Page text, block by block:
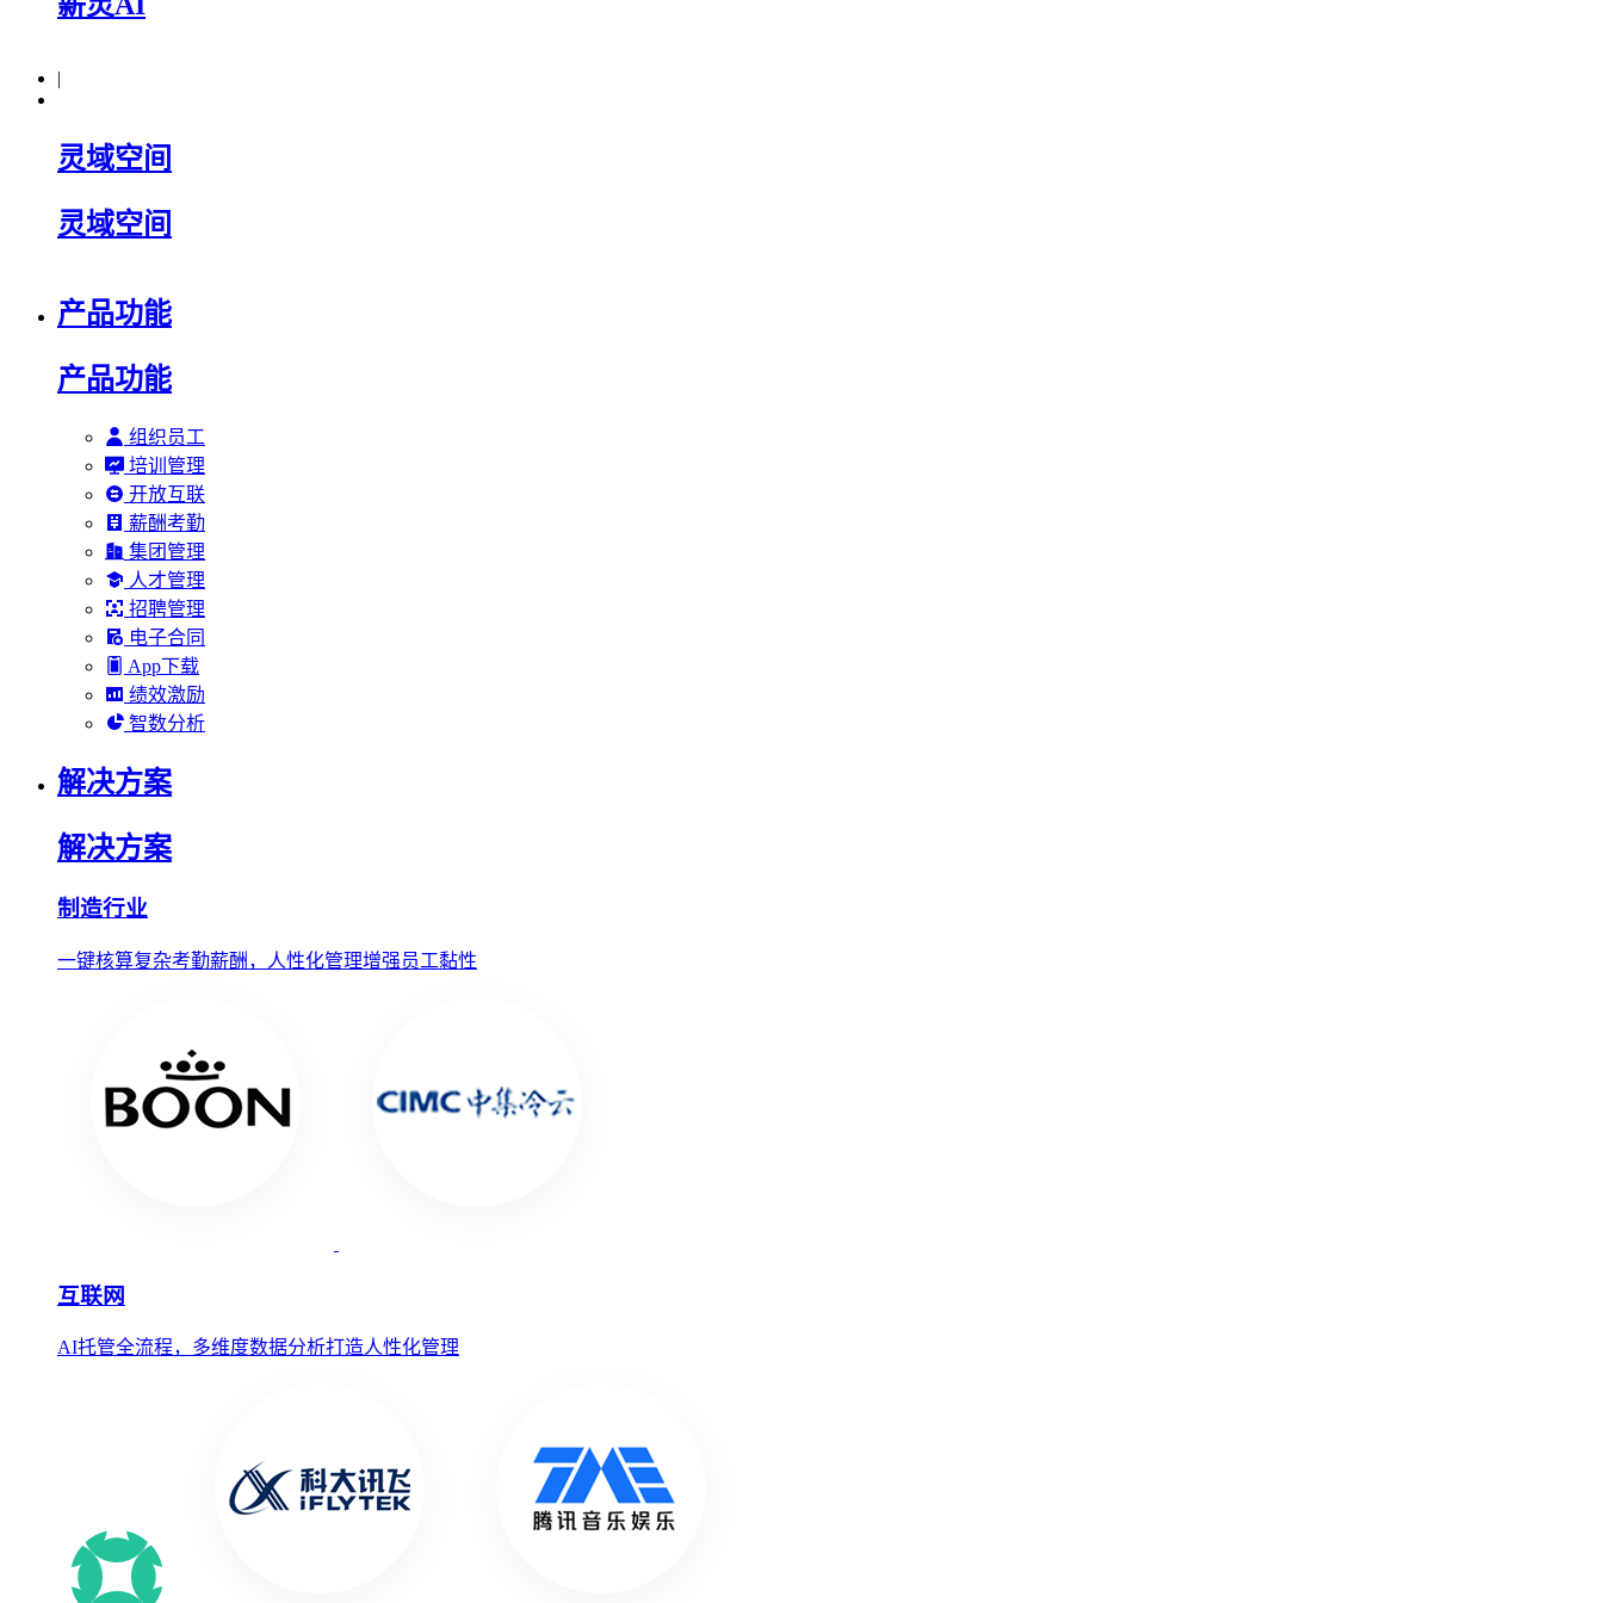
|
灵域空间
灵域空间
产品功能
产品功能
组织员工
培训管理
开放互联
薪酬考勤
集团管理
人才管理
招聘管理
电子合同
App下载
绩效激励
智数分析
解决方案
解决方案
制造行业
一键核算复杂考勤薪酬，人性化管理增强员工黏性
互联网
AI托管全流程，多维度数据分析打造人性化管理